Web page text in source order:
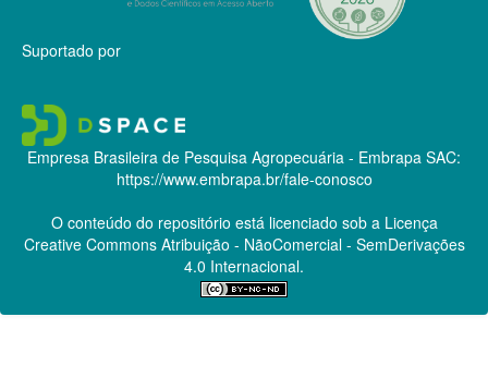
Suportado por
Empresa Brasileira de Pesquisa Agropecuária - Embrapa SAC:
https://www.embrapa.br/fale-conosco
O conteúdo do repositório está licenciado sob a Licença
Creative CommonsAtribuição - NãoComercial - SemDerivações
4.0 Internacional.